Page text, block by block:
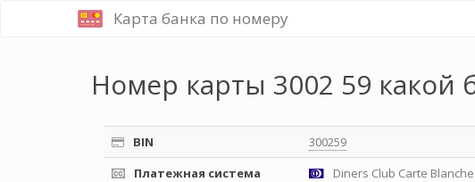
Карта банка по номеру
Номер карты 3002 59 какой
BIN
300259
Платежная система
Diners Club Carte Blanche